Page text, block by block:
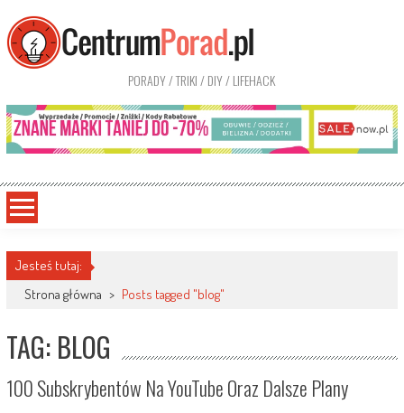
PORADY / TRIKI / DIY / LIFEHACK
Jesteś tutaj:
Strona główna > Posts tagged "blog"
TAG: BLOG
100 Subskrybentów Na YouTube Oraz Dalsze Plany